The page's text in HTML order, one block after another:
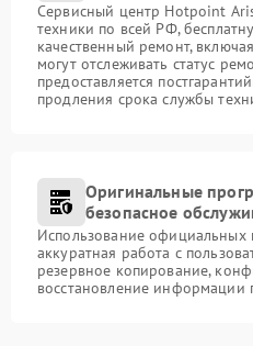
Сервисный центр Hotpoint
техники по всей РФ,
качественный ремонт,
могут отслеживать статус
предоставляется
продления срока службы
Оригинальные
безопасное
Использование
аккуратная работа с
резервное копирование,
восстановление информации